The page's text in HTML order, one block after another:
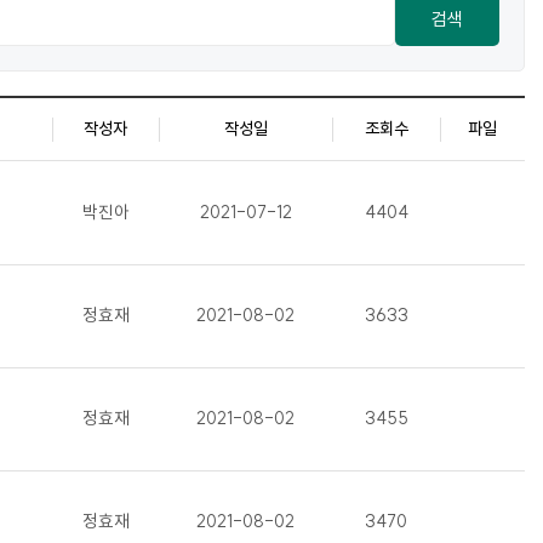
검색
작성자 작성일 조회수 파일
박진아 2021-07-12 4404
정효재 2021-08-02 3633
정효재 2021-08-02 3455
정효재 2021-08-02 3470